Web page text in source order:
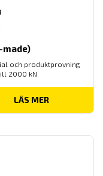
made)
och produktprovning
2000 kN
LÄS MER